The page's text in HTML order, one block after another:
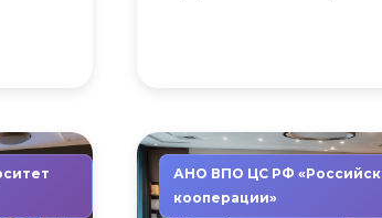
АНО ВПО ЦС РФ
кооперации»